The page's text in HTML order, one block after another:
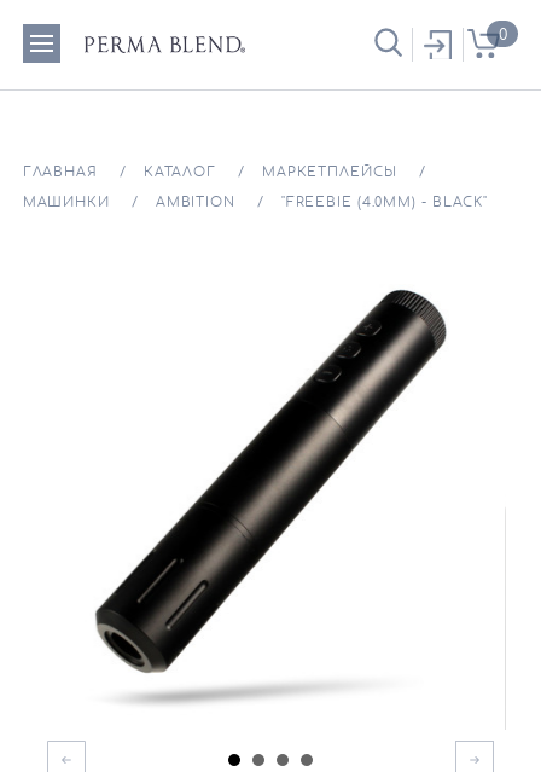
0
ГЛАВНАЯ КАТАЛОГ МАРКЕТПЛЕЙСЫ
МАШИНКИ AMBITION "FREEBIE (4.0ММ) - BLACK"